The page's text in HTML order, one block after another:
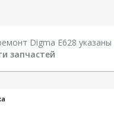
Digma E628 указаны
запчастей